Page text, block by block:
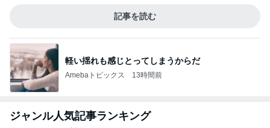
記事を読む
軽い揺れも感じとってしまうからだ
Amebaトピックス 13時間前
ジャンル人気記事ランキング